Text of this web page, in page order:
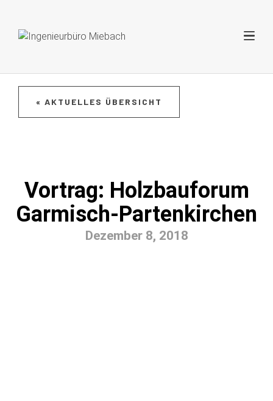
« AKTUELLES ÜBERSICHT
Vortrag: Holzbauforum
Garmisch-Partenkirchen
Dezember 8, 2018